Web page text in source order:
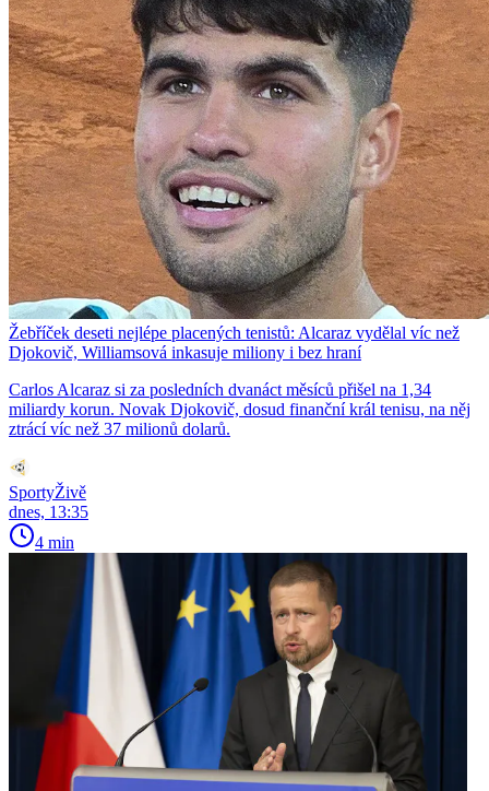
Žebříček deseti nejlépe placených tenistů: Alcaraz vydělal víc než
Djokovič, Williamsová inkasuje miliony i bez hraní
Carlos Alcaraz si za posledních dvanáct měsíců přišel na 1,34
miliardy korun. Novak Djokovič, dosud finanční král tenisu, na něj
ztrácí víc než 37 milionů dolarů.
SportyŽivě
dnes, 13:35
4 min